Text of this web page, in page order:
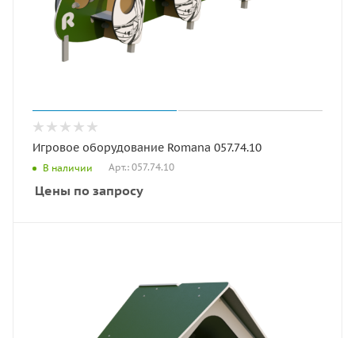
Игровое оборудование Romana 057.74.10
В наличии Арт.: 057.74.10
Цены по запросу